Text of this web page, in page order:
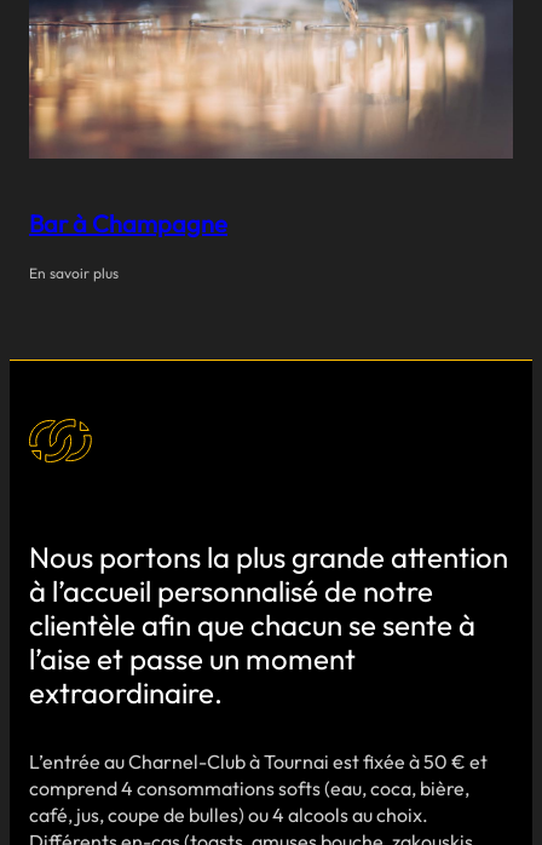
Bar à Champagne
En savoir plus
Nous portons la plus grande attention
à l’accueil personnalisé de notre
clientèle afin que chacun se sente à
l’aise et passe un moment
extraordinaire.
L’entrée au Charnel-Club à Tournai est fixée à 50 € et
comprend 4 consommations softs (eau, coca, bière,
café, jus, coupe de bulles) ou 4 alcools au choix.